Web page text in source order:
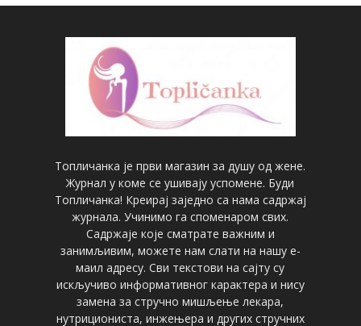
Топличанка је први магазин за душу од жене.
Журнал у коме се ушивају успомене. Буди
Топличанка! Креирај заједно са нама садржај
журнала. Учинимо га споменаром свих.
Садржаје које сматрате важним и
занимљивим, можете нам слати на нашу е-
маил адресу. Сви текстови на сајту су
искључиво информативног карактера и нису
замена за стручно мишљење лекара,
нутрициониста, инжењера и других стручних